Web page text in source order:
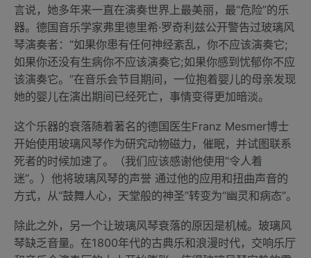
言说，她多年来一直在演奏世界上最美丽，最“危险”的乐
器。德国音乐学家弗里德里希·罗奇利兹公开警告过玻璃风
琴演奏者：“如果你患有任何神经紊乱，你不应该演奏它;
如果你还没有生病你不应该演奏它;如果你感到忧郁你不应
该演奏它。”在音乐会节目期间，一位抱着婴儿的母亲发现
她的婴儿在演出期间已经死亡，事情变得更加暗淡。
这个乐器的衰落随着著名的德国医生Franz Mesmer博士
开始使用玻璃风琴作为研究动物磁力，催眠，并试图联系
死者的时候加速了。（我们应该感谢他使用“令人着
迷”。）他将玻璃风琴的声誉 通过他的应用和扭曲声音的
方式，从“鼓舞人心，天堂般的神圣”转变为“幽灵和病态”。
除此之外，另一个让玻璃风琴衰落的原因是机械。玻璃风
琴缺乏音量。在1800年代的古典乐和浪漫时代，交响乐厅